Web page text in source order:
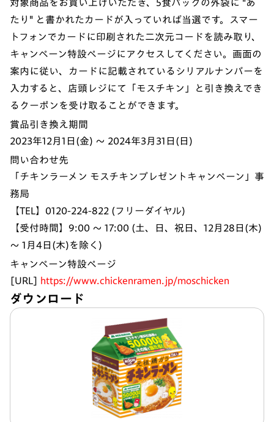
対象商品をお買い上げいただき、5食パックの外袋に "あ
たり" と書かれたカードが入っていれば当選です。スマー
トフォンでカードに印刷された二次元コードを読み取り、
キャンペーン特設ページにアクセスしてください。画面の
案内に従い、カードに記載されているシリアルナンバーを
入力すると、店頭レジにて「モスチキン」と引き換えでき
るクーポンを受け取ることができます。
賞品引き換え期間
2023年12月1日(金) ～ 2024年3月31日(日)
問い合わせ先
「チキンラーメン モスチキンプレゼントキャンペーン」事
務局
【TEL】0120-224-822 (フリーダイヤル)
【受付時間】9:00 ～ 17:00 (土、日、祝日、12月28日(木)
～ 1月4日(木)を除く)
キャンペーン特設ページ
[URL] https://www.chickenramen.jp/moschicken
ダウンロード